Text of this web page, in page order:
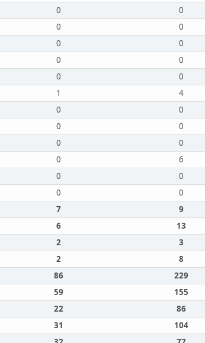
0 0
0 0
0 0
0 0
0 0
1 4
0 0
0 0
0 0
0 6
0 0
0 0
7 9
6 13
2 3
2 8
86 229
59 155
22 86
31 104